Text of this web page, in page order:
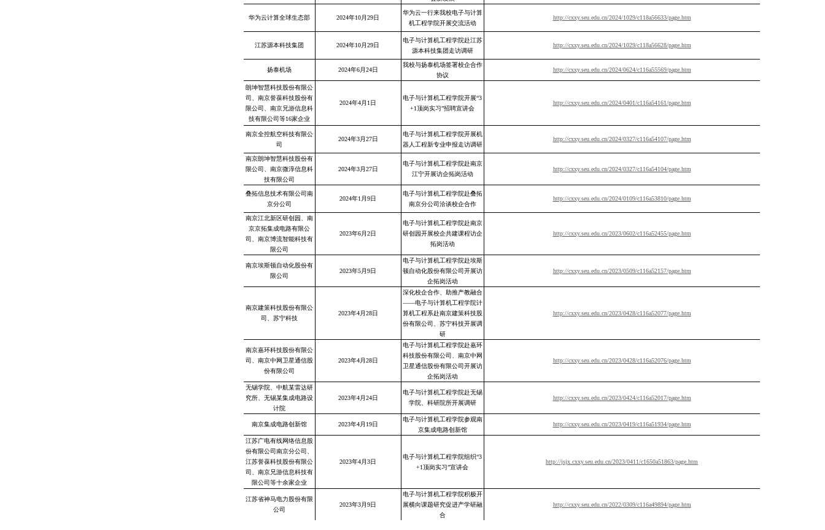
华为云计算全球生态部 2024年10月29日
华为云一行来我校电子与计算
机工程学院开展交流活动
http://cxxy.seu.edu.cn/2024/1029/c118a56633/page.htm
江苏源本科技集团 2024年10月29日
电子与计算机工程学院赴江苏
源本科技集团走访调研
http://cxxy.seu.edu.cn/2024/1029/c118a56628/page.htm
扬泰机场 2024年6月24日
我校与扬泰机场签署校企合作
协议
http://cxxy.seu.edu.cn/2024/0624/c116a55569/page.htm
朗坤智慧科技股份有限公
司、南京誉葆科技股份有
限公司、南京兄游信息科
技有限公司等16家企业
2024年4月1日
电子与计算机工程学院开展“3
+1顶岗实习”招聘宣讲会
http://cxxy.seu.edu.cn/2024/0401/c116a54161/page.htm
南京全控航空科技有限公
司
2024年3月27日
电子与计算机工程学院开展机
器人工程新专业申报走访调研
http://cxxy.seu.edu.cn/2024/0327/c116a54107/page.htm
南京朗坤智慧科技股份有
限公司、南京微淳信息科
技有限公司
2024年3月27日
电子与计算机工程学院赴南京
江宁开展访企拓岗活动
http://cxxy.seu.edu.cn/2024/0327/c116a54104/page.htm
叠拓信息技术有限公司南
京分公司
2024年1月9日
电子与计算机工程学院赴叠拓
南京分公司洽谈校企合作
http://cxxy.seu.edu.cn/2024/0109/c116a53810/page.htm
南京江北新区研创园、南
京京拓集成电路有限公
司、南京博流智能科技有
限公司
2023年6月2日
电子与计算机工程学院赴南京
研创园开展校企共建课程访企
拓岗活动
http://cxxy.seu.edu.cn/2023/0602/c116a52455/page.htm
南京埃斯顿自动化股份有
限公司
2023年5月9日
电子与计算机工程学院赴埃斯
顿自动化股份有限公司开展访
企拓岗活动
http://cxxy.seu.edu.cn/2023/0509/c116a52157/page.htm
南京建策科技股份有限公
司、苏宁科技
2023年4月28日
深化校企合作、助推产教融合
——电子与计算机工程学院计
算机工程系赴南京建策科技股
份有限公司、苏宁科技开展调
研
http://cxxy.seu.edu.cn/2023/0428/c116a52077/page.htm
南京嘉环科技股份有限公
司、南京中网卫星通信股
份有限公司
2023年4月28日
电子与计算机工程学院赴嘉环
科技股份有限公司、南京中网
卫星通信股份有限公司开展访
企拓岗活动
http://cxxy.seu.edu.cn/2023/0428/c116a52076/page.htm
无锡学院、中航某雷达研
究所、无锡某集成电路设
计院
2023年4月24日
电子与计算机工程学院赴无锡
学院、科研院所开展调研
http://cxxy.seu.edu.cn/2023/0424/c116a52017/page.htm
南京集成电路创新馆 2023年4月19日
电子与计算机工程学院参观南
京集成电路创新馆
http://cxxy.seu.edu.cn/2023/0419/c116a51934/page.htm
江苏广电有线网络信息股
份有限公司南京分公司、
江苏誉葆科技股份有限公
司、南京兄游信息科技有
限公司等十余家企业
2023年4月3日
电子与计算机工程学院组织“3
+1顶岗实习”宣讲会
http://jsjx.cxxy.seu.edu.cn/2023/0411/c1650a51863/page.htm
江苏省神马电力股份有限
公司
2023年3月9日
电子与计算机工程学院积极开
展横向课题研究促进产学研融
合
http://cxxy.seu.edu.cn/2022/0309/c116a49894/page.htm